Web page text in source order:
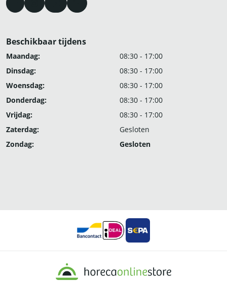
Beschikbaar tijdens
Maandag:
08:30 - 17:00
Dinsdag:
08:30 - 17:00
Woensdag:
08:30 - 17:00
Donderdag:
08:30 - 17:00
Vrijdag:
08:30 - 17:00
Zaterdag:
Gesloten
Zondag:
Gesloten